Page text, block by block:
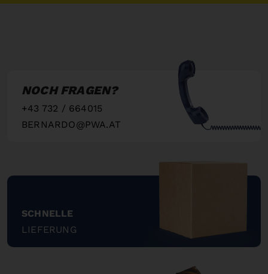
NOCH FRAGEN?
+43 732 / 664015
BERNARDO@PWA.AT
SCHNELLE
LIEFERUNG
"